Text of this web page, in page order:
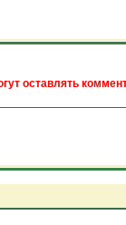
оставлять